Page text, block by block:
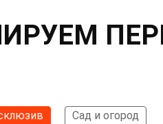
Сад и огород